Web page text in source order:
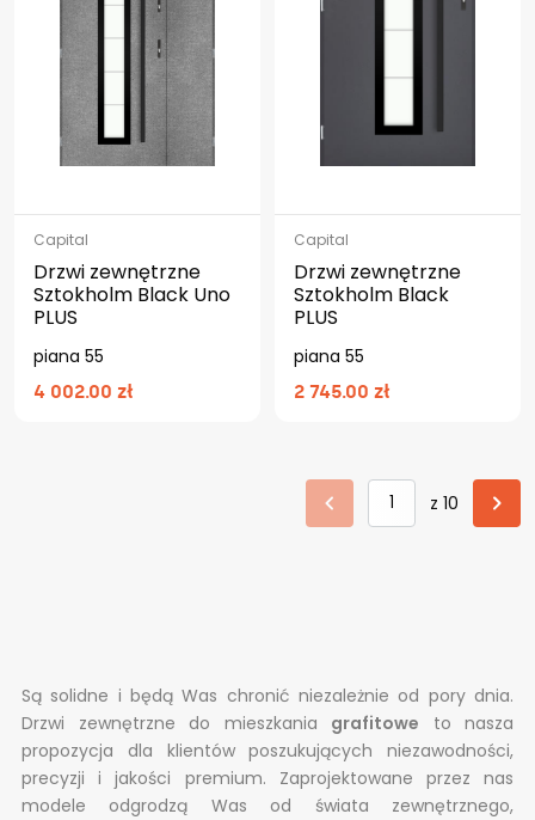
Capital
Drzwi zewnętrzne
Sztokholm Black Uno
PLUS
piana 55
4 002.00 zł
Capital
Drzwi zewnętrzne
Sztokholm Black
PLUS
piana 55
2 745.00 zł
z 10
Są solidne i będą Was chronić niezależnie od pory dnia.
Drzwi zewnętrzne do mieszkania grafitowe to nasza
propozycja dla klientów poszukujących niezawodności,
precyzji i jakości premium. Zaprojektowane przez nas
modele odgrodzą Was od świata zewnętrznego,